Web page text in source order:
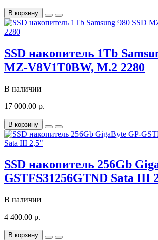
В корзину
SSD накопитель 1Tb
MZ-V8V1T0BW, M.2 2280
В наличии
17 000.00 р.
В корзину
SSD накопитель 256Gb
GSTFS31256GTND Sata III
В наличии
4 400.00 р.
В корзину